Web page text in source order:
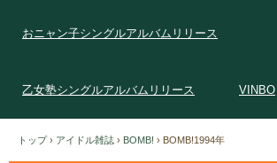
おニャン子シングルアルバムリリース
乙女塾シングルアルバムリリース VINBO
トップ › アイドル雑誌 › BOMB! › BOMB!1994年